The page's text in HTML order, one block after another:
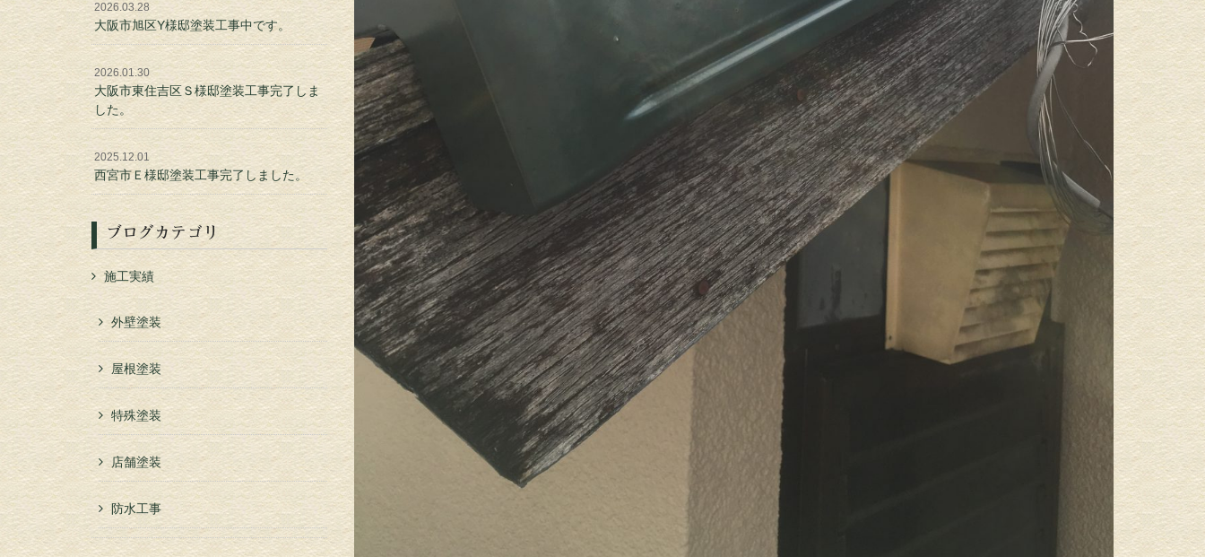
2026.03.28
大阪市旭区Y様邸塗装工事中です。
2026.01.30
大阪市東住吉区Ｓ様邸塗装工事完了しま
した。
2025.12.01
西宮市Ｅ様邸塗装工事完了しました。
ブログカテゴリ
施工実績
外壁塗装
屋根塗装
特殊塗装
店舗塗装
防水工事